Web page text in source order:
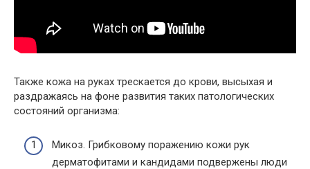
Также кожа на руках трескается до крови, высыхая и
раздражаясь на фоне развития таких патологических
состояний организма:
Микоз. Грибковому поражению кожи рук
дерматофитами и кандидами подвержены люди